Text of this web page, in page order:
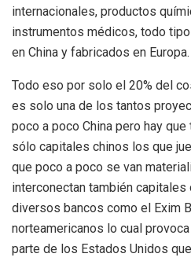
internacionales, productos
instrumentos médicos, todo
en China y fabricados en Europa.
Todo eso por solo el 20% del
es solo una de los tantos
poco a poco China pero hay
sólo capitales chinos los que
que poco a poco se van
interconectan también capitales
diversos bancos como el Exim
norteamericanos lo cual
parte de los Estados Unidos